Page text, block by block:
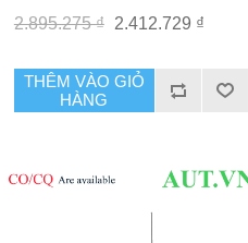
2.895.275 ₫ 2.412.729 ₫
THÊM VÀO GIỎ
HÀNG